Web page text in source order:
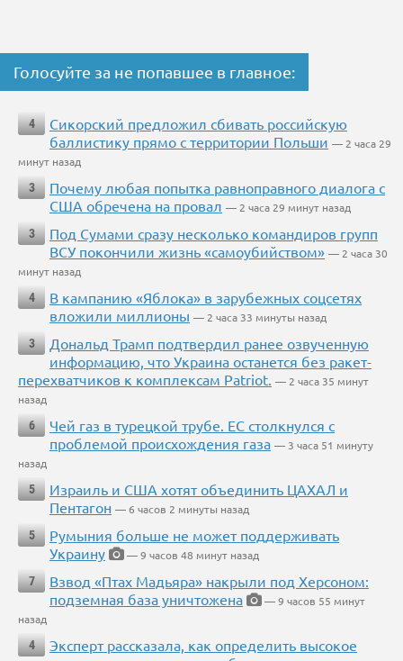
Голосуйте за не попавшее в главное:
4
Сикорский предложил сбивать российскую
баллистику прямо с территории Польши — 2 часа 29
минут назад
3
Почему любая попытка равноправного диалога с
США обречена на провал — 2 часа 29 минут назад
3
Под Сумами сразу несколько командиров групп
ВСУ покончили жизнь «самоубийством» — 2 часа 30
минут назад
4
В кампанию «Яблока» в зарубежных соцсетях
вложили миллионы — 2 часа 33 минуты назад
3
Дональд Трамп подтвердил ранее озвученную
информацию, что Украина останется без ракет-
перехватчиков к комплексам Patriot. — 2 часа 35 минут
назад
6
Чей газ в турецкой трубе. ЕС столкнулся с
проблемой происхождения газа — 3 часа 51 минуту
назад
5
Израиль и США хотят объединить ЦАХАЛ и
Пентагон — 6 часов 2 минуты назад
5
Румыния больше не может поддерживать
Украину
— 9 часов 48 минут назад
7
Взвод «Птах Мадьяра» накрыли под Херсоном:
подземная база уничтожена
— 9 часов 55 минут
назад
4
Эксперт рассказала, как определить высокое